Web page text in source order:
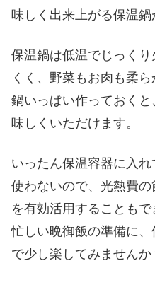
味しく出来上がる保温鍋
保温鍋は低温でじっく
くく、野菜もお肉も柔
鍋いっぱい作っておく
味しくいただけます。
いったん保温容器に入
使わないので、光熱費
を有効活用することもで
忙しい晩御飯の準備に
で少し楽してみませんか